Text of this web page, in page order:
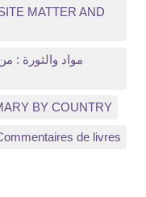
MATTER AND
BY COUNTRY
de livres